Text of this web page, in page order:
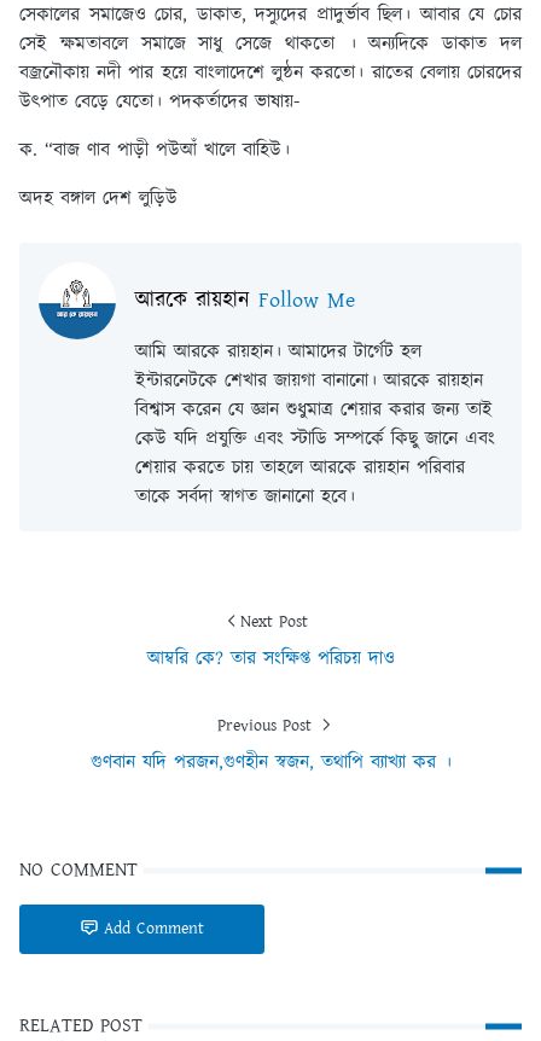
সেকালের সমাজেও চোর, ডাকাত, দস্যুদের প্রাদুর্ভাব ছিল। আবার যে চোর
সেই ক্ষমতাবলে সমাজে সাধু সেজে থাকতো । অন্যদিকে ডাকাত দল
বজ্রনৌকায় নদী পার হয়ে বাংলাদেশে লুন্ঠন করতো। রাতের বেলায় চোরদের
উৎপাত বেড়ে যেতো। পদকর্তাদের ভাষায়-
ক. “বাজ ণাব পাড়ী পউআঁ খালে বাহিউ।
অদহ বঙ্গাল দেশ লুড়িউ
আরকে রায়হান Follow Me
আমি আরকে রায়হান। আমাদের টার্গেট হল
ইন্টারনেটকে শেখার জায়গা বানানো। আরকে রায়হান
বিশ্বাস করেন যে জ্ঞান শুধুমাত্র শেয়ার করার জন্য তাই
কেউ যদি প্রযুক্তি এবং স্টাডি সম্পর্কে কিছু জানে এবং
শেয়ার করতে চায় তাহলে আরকে রায়হান পরিবার
তাকে সর্বদা স্বাগত জানানো হবে।
Next Post
আম্বরি কে? তার সংক্ষিপ্ত পরিচয় দাও
Previous Post
গুণবান যদি পরজন,গুণহীন স্বজন, তথাপি ব্যাখ্যা কর ।
NO COMMENT
Add Comment
RELATED POST